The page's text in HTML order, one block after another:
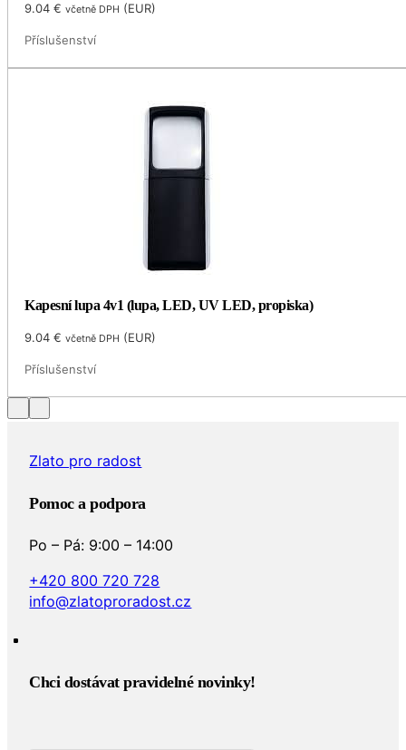
9.04€ včetně DPH (EUR)
Příslušenství
Kapesní lupa 4v1 (lupa, LED, UV LED, propiska)
9.04€ včetně DPH (EUR)
Příslušenství
Zlato pro radost
Pomoc a podpora
Po – Pá: 9:00 – 14:00
+420 800 720 728
info@zlatoproradost.cz
Chci dostávat pravidelné novinky!​